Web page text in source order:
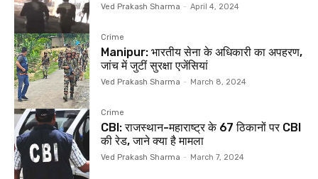
Ved Prakash Sharma - April 4, 2024
Crime
Manipur: भारतीय सेना के अधिकारी का अपहरण,
जांच में जुटीं सुरक्षा एजेंसियां
Ved Prakash Sharma - March 8, 2024
Crime
CBI: राजस्थान-महाराष्ट्र के 67 ठिकानों पर CBI
की रेड, जाने क्या है मामला
Ved Prakash Sharma - March 7, 2024